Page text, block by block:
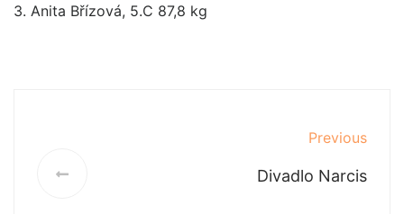
3. Anita Břízová, 5.C 87,8 kg
Previous
Divadlo Narcis